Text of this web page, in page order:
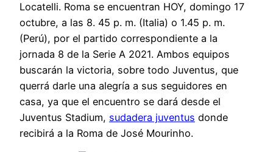
Locatelli. Roma se encuentran HOY, domingo 17
octubre, a las 8. 45 p. m. (Italia) o 1.45 p. m.
(Perú), por el partido correspondiente a la
jornada 8 de la Serie A 2021. Ambos equipos
buscarán la victoria, sobre todo Juventus, que
querrá darle una alegría a sus seguidores en
casa, ya que el encuentro se dará desde el
Juventus Stadium, sudadera juventus donde
recibirá a la Roma de José Mourinho.